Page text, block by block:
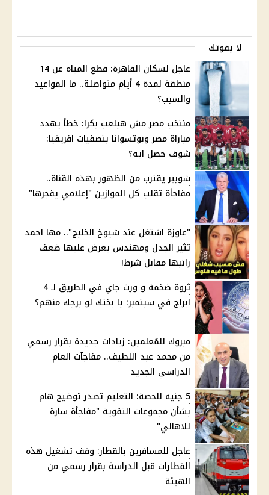
لا يفوتك
عاجل لسكان القاهرة: قطع المياه عن 14
منطقة لمدة 4 أيام متواصلة.. ما المواعيد
والسبب؟
منتخب مصر مش هيلعب بكرا: خطأ يهدد
مباراة مصر وبوتسوانا بتصفيات افريقيا:
شوف حصل ايه؟
شوبير يقترب من الظهور بهذه القناة..
مفاجأة تقلب كل الموازين "إعلامي يفجرها"
"عاوزة اشتغل عند شيوخ الخليج".. مها احمد
تثير الجدل ومهندس يعرض عليها ضعف
راتبها مقابل شرط!
ثروة ضخمة و ورث جاي في الطريق لـ 4
ابراج في سبتمبر: يا بختك لو برجك منهم؟
مبروك للمُعلمين: زيادات جديدة بقرار رسمي
من محمد عبد اللطيف.. مفاجآت العام
الدراسي الجديد
5 جنيه للحصة: التعليم تصدر توضيح هام
بشأن مجموعات التقوية "مفاجأة سارة
للاهالي"
عاجل للمسافرين بالقطار: وقف تشغيل هذه
القطارات قبل الدراسة بقرار رسمي من
الهيئة